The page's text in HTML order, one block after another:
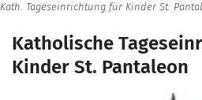
Kath. Tageseinrichtung für Kinder St.
Katholische
Kinder St. Pantaleon